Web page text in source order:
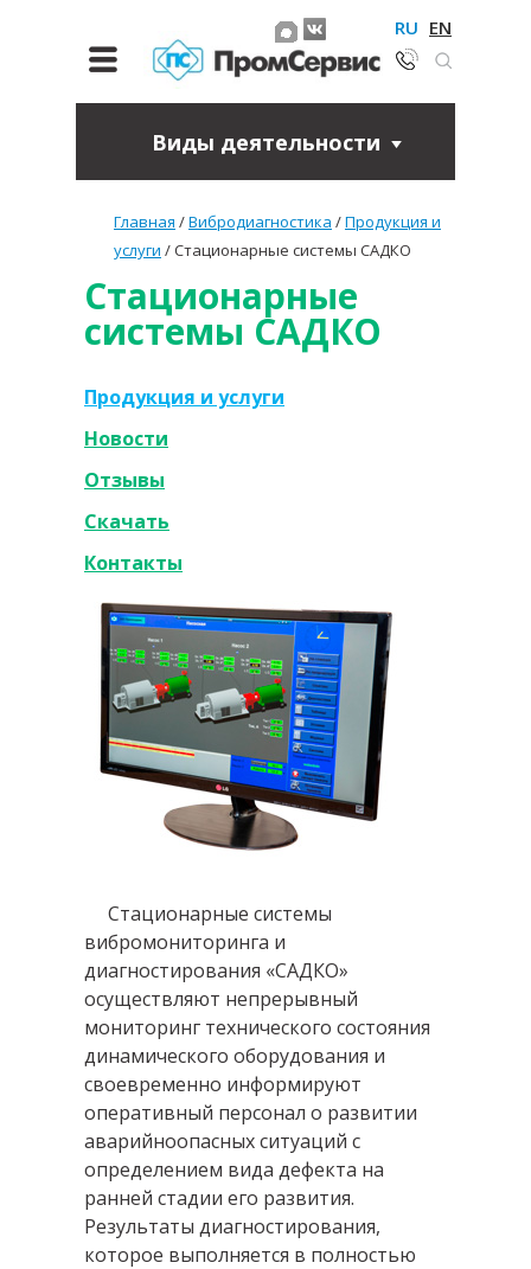
RU EN
Виды деятельности
Главная /Вибродиагностика /Продукция и
услуги /Стационарные системы САДКО
Стационарные
системы САДКО
Продукция и услуги
Новости
Отзывы
Скачать
Контакты
Стационарные системы
вибромониторинга и
диагностирования «САДКО»
осуществляют непрерывный
мониторинг технического состояния
динамического оборудования и
своевременно информируют
оперативный персонал о развитии
аварийноопасных ситуаций с
определением вида дефекта на
ранней стадии его развития.
Результаты диагностирования,
которое выполняется в полностью